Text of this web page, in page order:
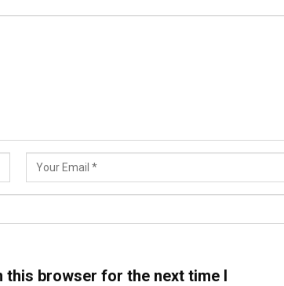
this browser for the next time I